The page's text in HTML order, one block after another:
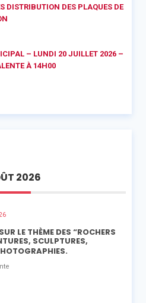
DISTRIBUTION DES PLAQUES DE
– LUNDI 20 JUILLET 2026 –
À 14H00
2026
LE THÈME DES “ROCHERS
SCULPTURES,